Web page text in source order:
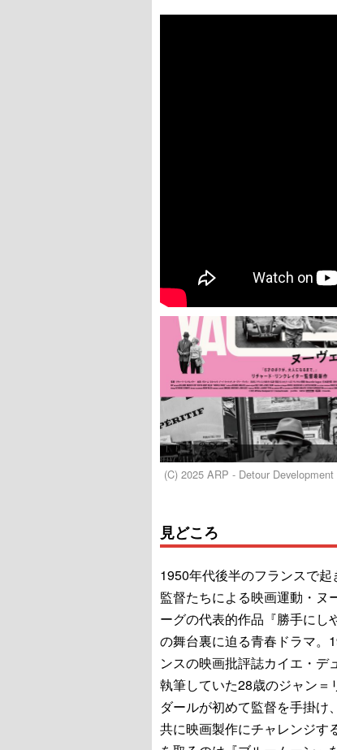
(C) 2025 ARP - Detour
見どころ
1950年代後半のフランスで
監督たちによる映画運動・ヌ
ーグの代表的作品『勝手にし
の舞台裏に迫る青春ドラマ。
ンスの映画批評誌カイエ・デ
執筆していた28歳のジャン＝
ダールが初めて監督を手掛け
共に映画製作にチャレンジす